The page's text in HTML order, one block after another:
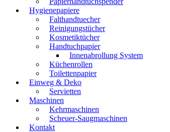
Hygienepapiere
Falthandtuecher
Reinigungstücher
Kosmetiktücher
Handtuchpapier
Innenabrollung System
Küchenrollen
Toilettenpapier
Einweg & Deko
Servietten
Maschinen
Kehrmaschinen
Scheuer-Saugmaschinen
Kontakt